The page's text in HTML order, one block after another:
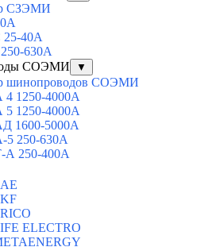
СЗЭМИ
40А
630А
СОЭМИ
▼
шинопроводов СОЭМИ
1250-4000А
1250-4000А
1600-5000А
250-630А
250-400А
ELECTRO